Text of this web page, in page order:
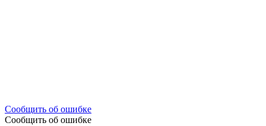
Сообщить об ошибке
Сообщить об ошибке